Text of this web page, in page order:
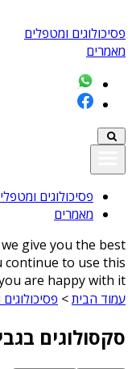
פסיכולוגים ומטפלים
מאמרים
פסיכולוגים
מאמרים
give you the best
continue to use this
are happy with it
עמוד הבית>
סקסולוגים